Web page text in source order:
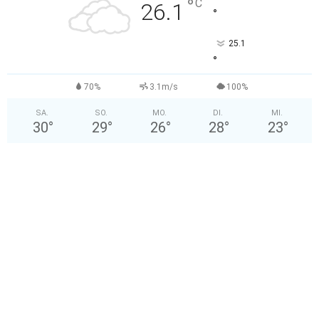
26.1 °C
°
25.1
°
70% 3.1m/s 100%
SA.
30°
SO.
29°
MO.
26°
DI.
28°
MI.
23°